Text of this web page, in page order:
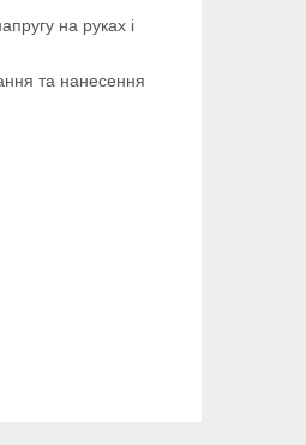
на руках і
та нанесення